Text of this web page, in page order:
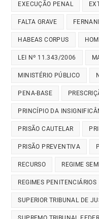
EXECUÇÃO PENAL
FALTA GRAVE
HABEAS CORPUS
LEI Nº 11.343/2006
MINISTÉRIO PÚBLICO
PENA-BASE
PRINCÍPIO DA
PRISÃO CAUTELAR
PRISÃO PREVENTIVA
RECURSO REGIME
REGIMES PENITENCIÁRIOS
SUPERIOR TRIBUNAL DE